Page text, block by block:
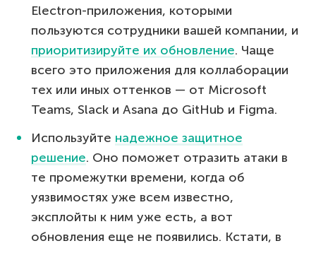
Electron-приложения, которыми
пользуются сотрудники вашей компании, и
приоритизируйте их обновление. Чаще
всего это приложения для коллаборации
тех или иных оттенков — от Microsoft
Teams, Slack и Asana до GitHub и Figma.
Используйте надежное защитное
решение. Оно поможет отразить атаки в
те промежутки времени, когда об
уязвимостях уже всем известно,
эксплойты к ним уже есть, а вот
обновления еще не появились. Кстати, в